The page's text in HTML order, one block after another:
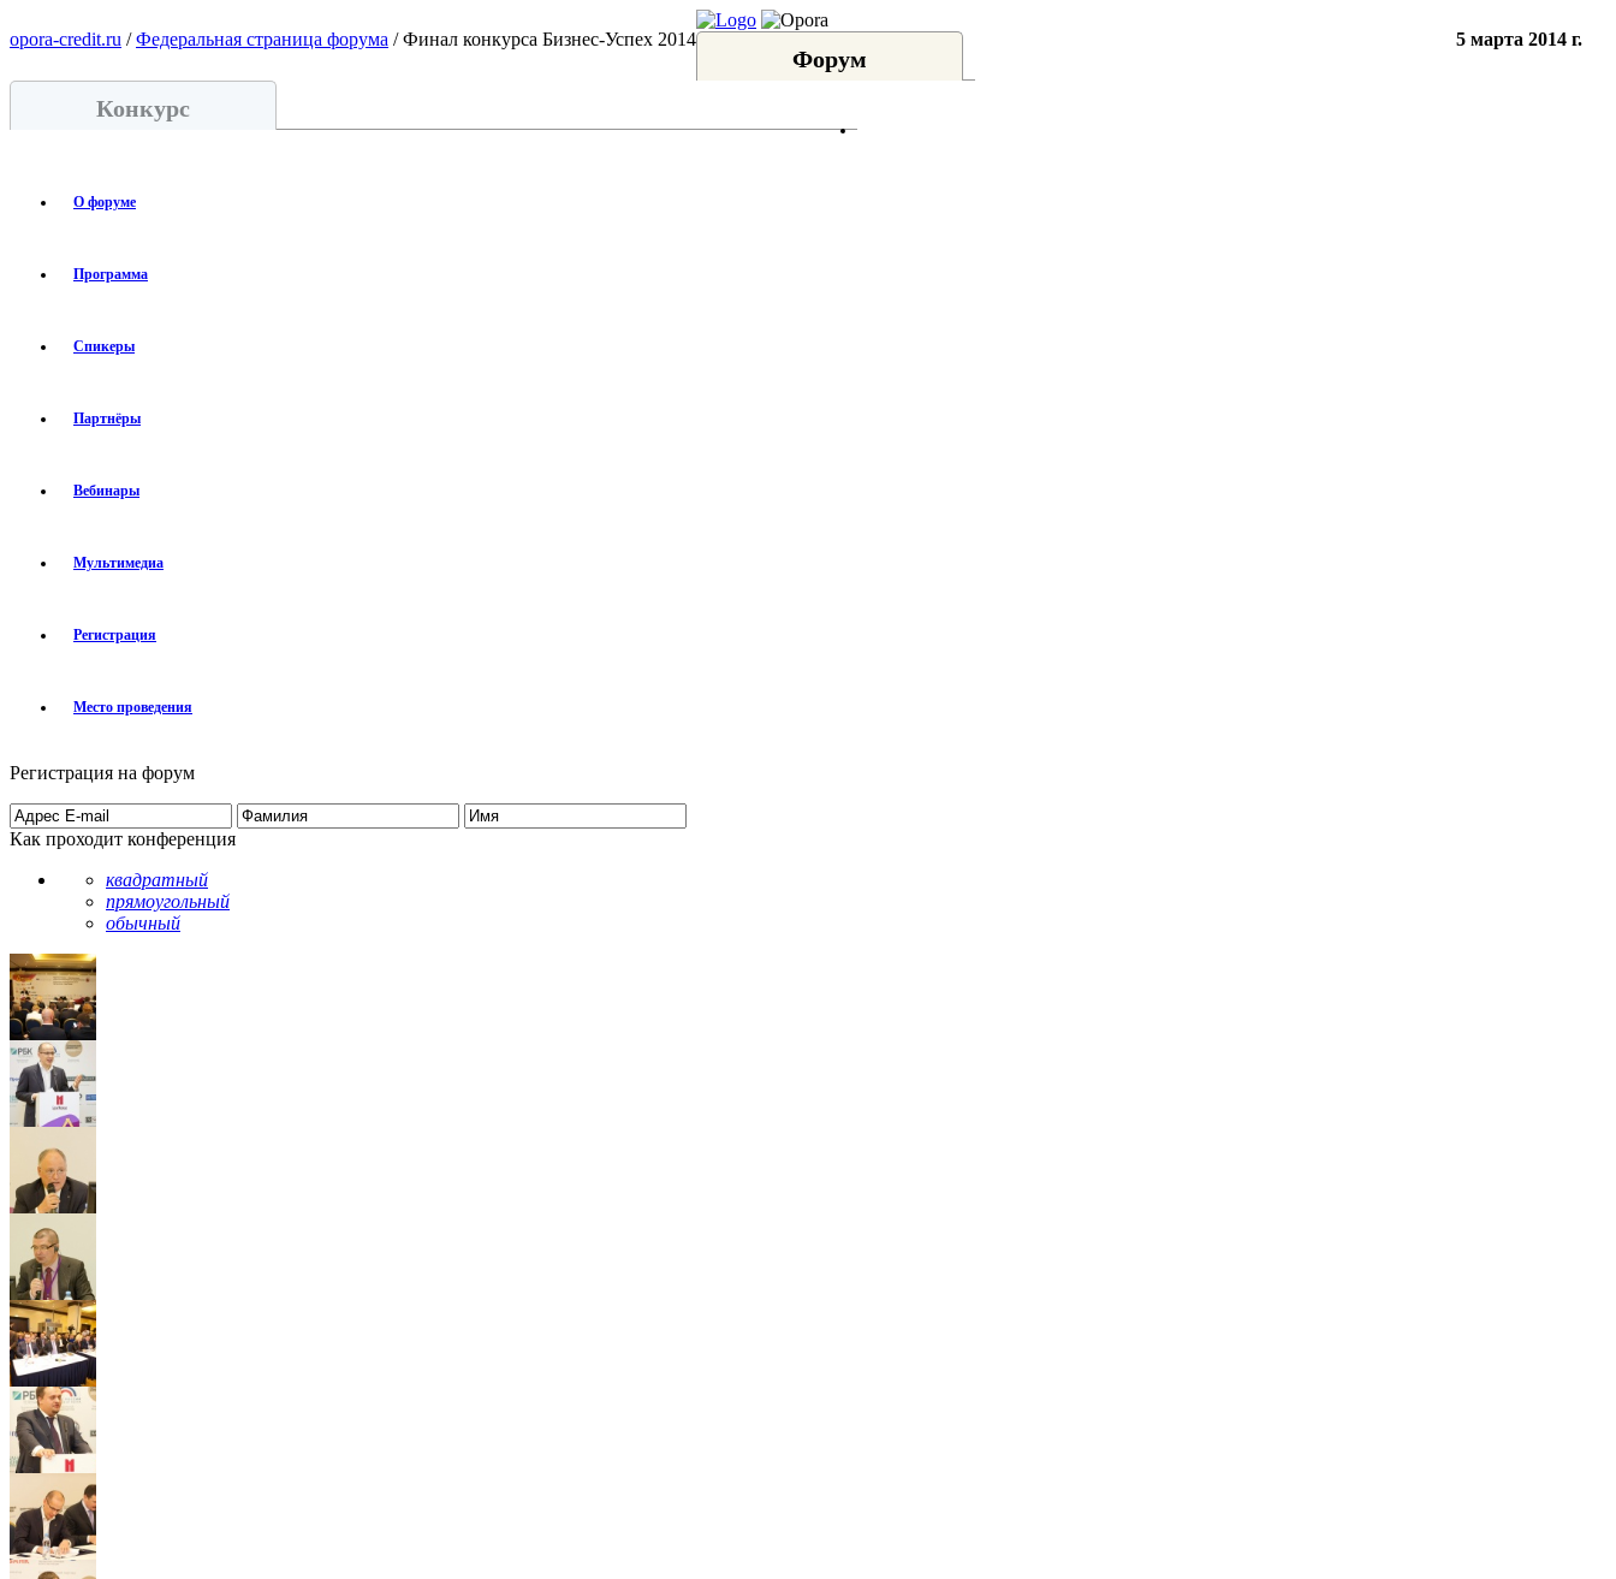
opora-credit.ru /Федеральная страница форума / Финал конкурса Бизнес-Успех 2014 5 марта 2014 г.
Форум
Конкурс
О форуме
Программа
Спикеры
Партнёры
Вебинары
Мультимедиа
Регистрация
Место проведения
Регистрация на форум
Как проходит конференция
квадратный
прямоугольный
обычный